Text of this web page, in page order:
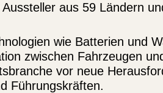
aus 59 Ländern
wie Batterien und
zwischen Fahrzeugen
vor neue
Führungskräften.